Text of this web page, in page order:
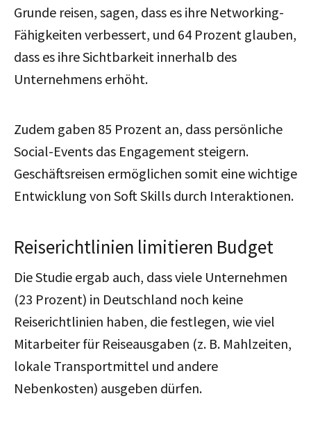
Grunde reisen, sagen, dass es ihre Networking-
Fähigkeiten verbessert, und 64 Prozent glauben,
dass es ihre Sichtbarkeit innerhalb des
Unternehmens erhöht.
Zudem gaben 85 Prozent an, dass persönliche
Social-Events das Engagement steigern.
Geschäftsreisen ermöglichen somit eine wichtige
Entwicklung von Soft Skills durch Interaktionen.
Reiserichtlinien limitieren Budget
Die Studie ergab auch, dass viele Unternehmen
(23 Prozent) in Deutschland noch keine
Reiserichtlinien haben, die festlegen, wie viel
Mitarbeiter für Reiseausgaben (z. B. Mahlzeiten,
lokale Transportmittel und andere
Nebenkosten) ausgeben dürfen.